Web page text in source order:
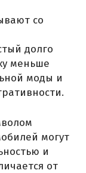
со
долго
меньше
моды и
могут
и
от